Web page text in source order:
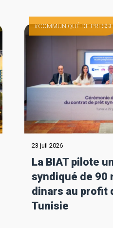
COMMUNIQUÉ DE PRESSE
23 juil 2026
La BIAT pilote
syndiqué de 90
dinars au profit
Tunisie